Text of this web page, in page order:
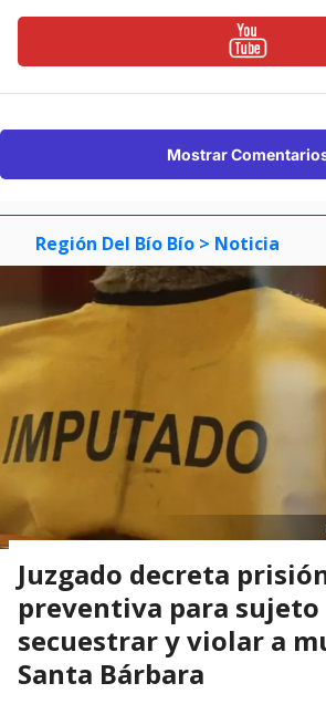
Mostrar
Región Del Bío Bío > Noticia
Juzgado decreta
preventiva para sujeto
secuestrar y violar a
Santa Bárbara